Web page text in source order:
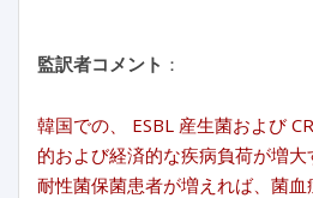
監訳者コメント ：
韓国での、 ESBL 産生菌および
的および経済的な疾病負荷が増
耐性菌保菌患者が増えれば、菌